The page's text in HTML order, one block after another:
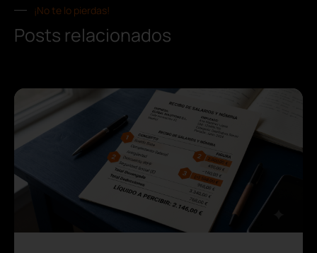
¡No te lo pierdas!
Posts relacionados